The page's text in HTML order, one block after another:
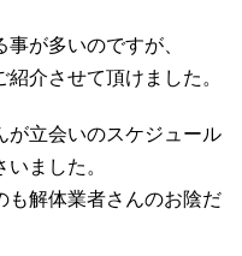
が多いのですが、
介させて頂けました。
が立会いのスケジュール
ました。
も解体業者さんのお陰だ